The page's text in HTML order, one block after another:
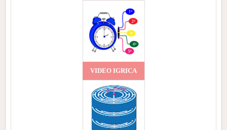
VIDEO IGRICA